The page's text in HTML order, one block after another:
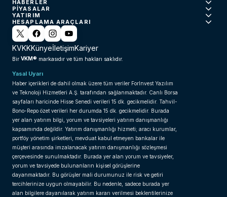
HABERLER
PIYASALAR
YATIRIM
HESAPLAMA ARAÇLARI
KVKKKünyeİletişimKariyer
Bir VKM® markasıdır ve tüm hakları saklıdır.
Yasal Uyarı
Haber içerikleri de dahil olmak üzere tüm veriler ForInvest Yazılım
ve Teknoloji Hizmetleri A.Ş. tarafından sağlanmaktadır. Canlı Borsa
sayfaları haricinde Hisse Senedi verileri 15 dk. gecikmelidir. Tahvil-
Bono-Repo özet verileri her durumda 15 dk. gecikmelidir. Burada
yer alan yatırım bilgi, yorum ve tavsiyeleri yatırım danışmanlığı
kapsamında değildir. Yatırım danışmanlığı hizmeti; aracı kurumlar,
portföy yönetim şirketleri, mevduat kabul etmeyen bankalar ile
müşteri arasında imzalanacak yatırım danışmanlığı sözleşmesi
çerçevesinde sunulmaktadır. Burada yer alan yorum ve tavsiyeler,
yorum ve tavsiyede bulunanların kişisel görüşlerine
dayanmaktadır. Bu görüşler mali durumunuz ile risk ve getiri
tercihlerinize uygun olmayabilir. Bu nedenle, sadece burada yer
alan bilgilere dayanılarak yatırım kararı verilmesi beklentilerinize